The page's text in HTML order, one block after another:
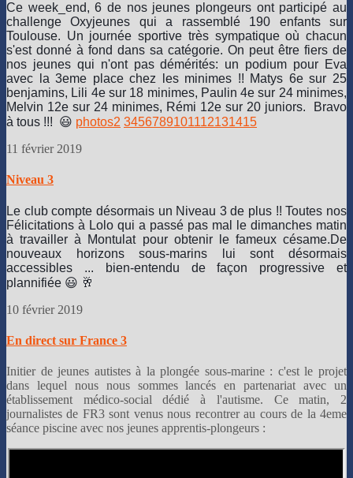
Ce week_end, 6 de nos jeunes plongeurs ont participé au
challenge Oxyjeunes qui a rassemblé 190 enfants sur
Toulouse. Un journée sportive très sympatique où chacun
s'est donné à fond dans sa catégorie. On peut être fiers de
nos jeunes qui n'ont pas démérités: un podium pour Eva
avec la 3eme place chez les minimes !! Matys 6e sur 25
benjamins, Lili 4e sur 18 minimes, Paulin 4e sur 24 minimes,
Melvin 12e sur 24 minimes, Rémi 12e sur 20 juniors. Bravo
à tous !!! 😃 photos2 3456789101112131415
11 février 2019
Niveau 3
Le club compte désormais un Niveau 3 de plus !! Toutes nos
Félicitations à Lolo qui a passé pas mal le dimanches matin
à travailler à Montulat pour obtenir le fameux césame.De
nouveaux horizons sous-marins lui sont désormais
accessibles ... bien-entendu de façon progressive et
plannifiée 😃 🥂
10 février 2019
En direct sur France 3
Initier de jeunes autistes à la plongée sous-marine : c'est le projet
dans lequel nous nous sommes lancés en partenariat avec un
établissement médico-social dédié à l'autisme. Ce matin, 2
journalistes de FR3 sont venus nous recontrer au cours de la 4eme
séance piscine avec nos jeunes apprentis-plongeurs :